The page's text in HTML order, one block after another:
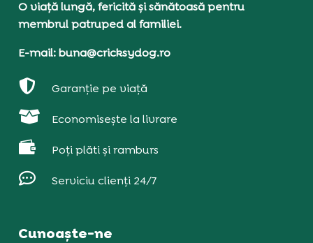
O viață lungă, fericită și sănătoasă pentru
membrul patruped al familiei.
E-mail: buna@cricksydog.ro
 Garanție pe viață
 Economisește la livrare
 Poți plăti și ramburs
 Serviciu clienți 24/7
Cunoaște-ne